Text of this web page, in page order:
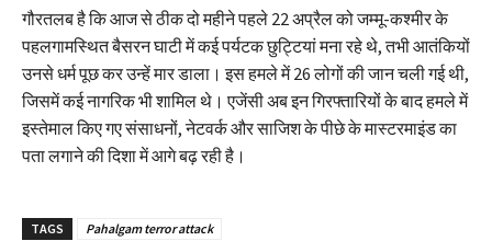
गौरतलब है कि आज से ठीक दो महीने पहले 22 अप्रैल को जम्मू-कश्मीर के
पहलगामस्थित बैसरन घाटी में कई पर्यटक छुट्टियां मना रहे थे, तभी आतंकियों
उनसे धर्म पूछ कर उन्हें मार डाला। इस हमले में 26 लोगों की जान चली गई थी,
जिसमें कई नागरिक भी शामिल थे। एजेंसी अब इन गिरफ्तारियों के बाद हमले में
इस्तेमाल किए गए संसाधनों, नेटवर्क और साजिश के पीछे के मास्टरमाइंड का
पता लगाने की दिशा में आगे बढ़ रही है।
TAGS Pahalgam terror attack